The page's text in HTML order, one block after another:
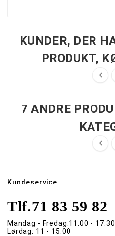
KUNDER, DER
PRODUKT,

7 ANDRE

Kundeservice
Tlf.71 83 59 82
Mandag - Fredag:11.00 - 17.30
Lørdag: 11 - 15.00